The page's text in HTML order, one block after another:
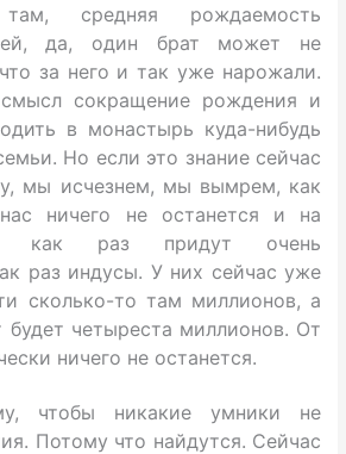
средняя рождаемость
да, один брат может не
за него и так уже нарожали.
сокращение рождения и
в монастырь куда-нибудь
Но если это знание сейчас
мы исчезнем, мы вымрем, как
ничего не останется и на
как раз придут очень
раз индусы. У них сейчас уже
сколько-то там миллионов, а
будет четыреста миллионов. От
ничего не останется.
чтобы никакие умники не
Потому что найдутся. Сейчас